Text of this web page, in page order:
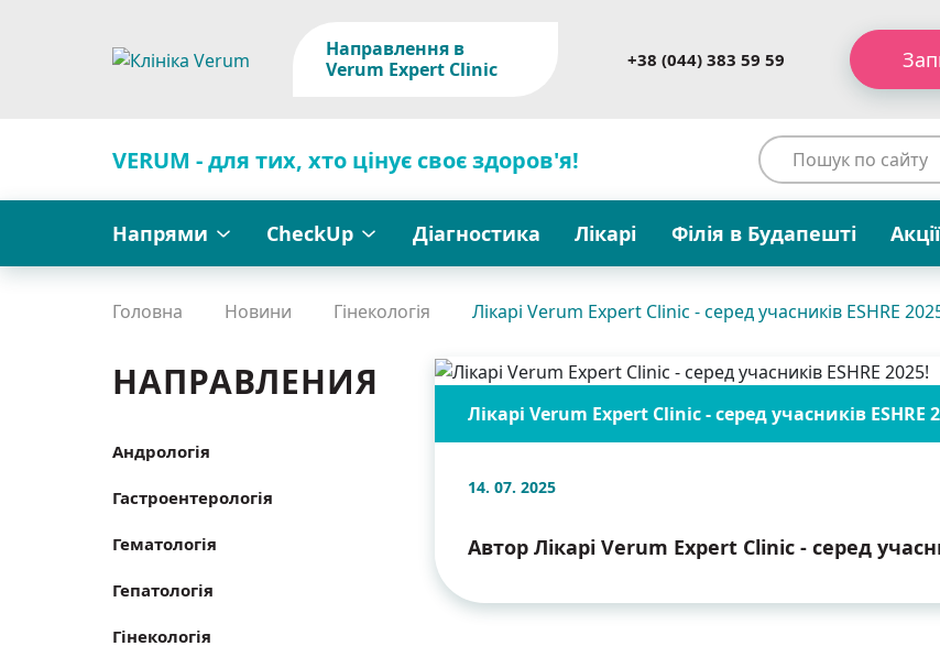
Направлення в
Verum Expert Clinic
+38 (044) 383 59 59
VERUM - для тих, хто цінує своє здоров'я!
Напрями CheckUp Діагностика Лікарі Філія в Будапешті
Головна Новини Гінекологія Лікарі Verum Expert Clinic - серед учасників ESHRE
НАПРАВЛЕНИЯ
Андрологія
Гастроентерологія
Гематологія
Гепатологія
Гінекологія
Лікарі Verum Expert Clinic - серед учасників ESHRE
14. 07. 2025
Автор Лікарі Verum Expert Clinic - серед